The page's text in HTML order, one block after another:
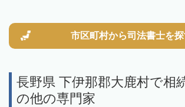
市区町村から司法書士を
長野県 下伊那郡大鹿村で相
の他の専門家